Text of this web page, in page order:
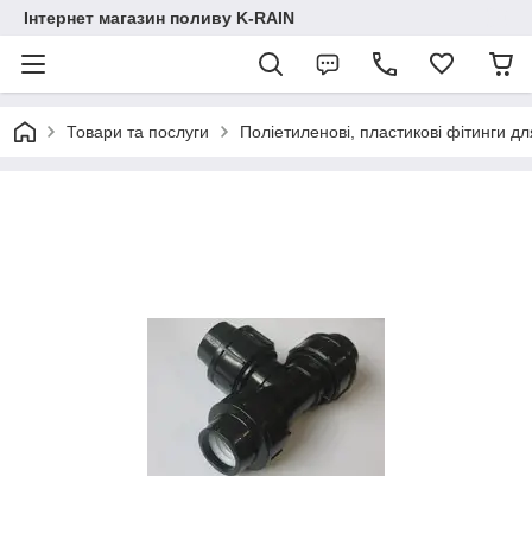
Інтернет магазин поливу K-RAIN
Товари та послуги Поліетиленові, пластикові фітинги